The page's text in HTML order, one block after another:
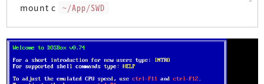
mount c ~/App/SWD